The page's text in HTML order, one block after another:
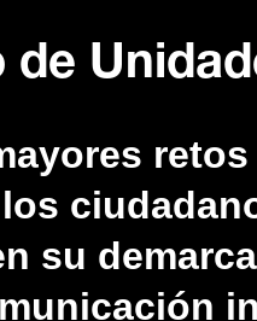
de
su